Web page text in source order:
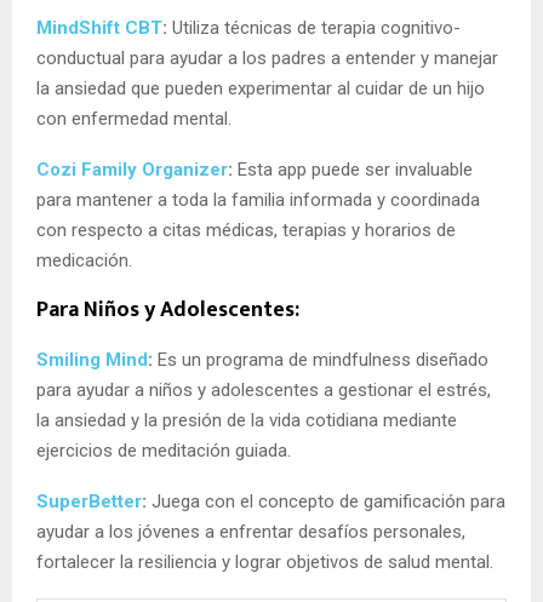
MindShift CBT: Utiliza técnicas de terapia cognitivo-
conductual para ayudar a los padres a entender y manejar
la ansiedad que pueden experimentar al cuidar de un hijo
con enfermedad mental.
Cozi Family Organizer: Esta app puede ser invaluable
para mantener a toda la familia informada y coordinada
con respecto a citas médicas, terapias y horarios de
medicación.
Para Niños y Adolescentes:
Smiling Mind: Es un programa de mindfulness diseñado
para ayudar a niños y adolescentes a gestionar el estrés,
la ansiedad y la presión de la vida cotidiana mediante
ejercicios de meditación guiada.
SuperBetter: Juega con el concepto de gamificación para
ayudar a los jóvenes a enfrentar desafíos personales,
fortalecer la resiliencia y lograr objetivos de salud mental.